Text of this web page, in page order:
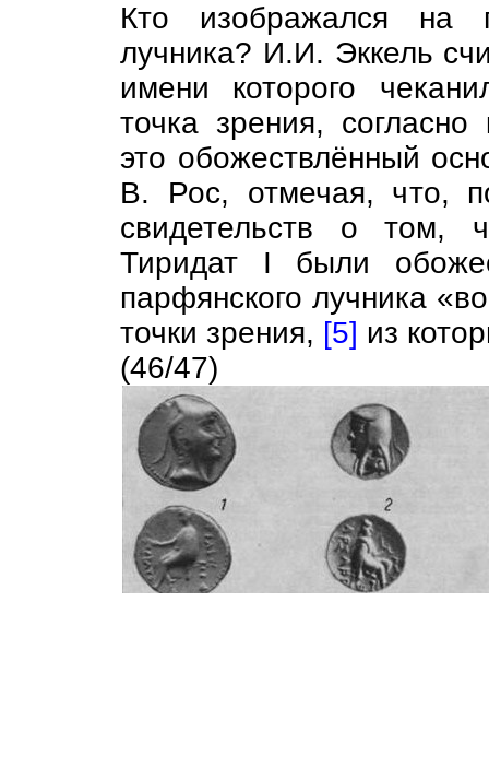
Кто изображался на
лучника? И.И. Эккель
имени которого
точка зрения,
это обожествлённый
В. Рос, отмечая, что,
свидетельств о том,
Тиридат I были
парфянского лучника
точки зрения, [5] из
(46/47)